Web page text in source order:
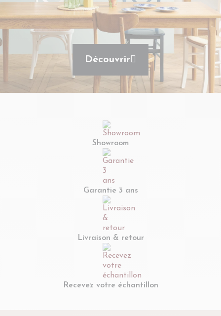
Découvrir
Showroom
Garantie 3 ans
Livraison & retour
Recevez votre échantillon